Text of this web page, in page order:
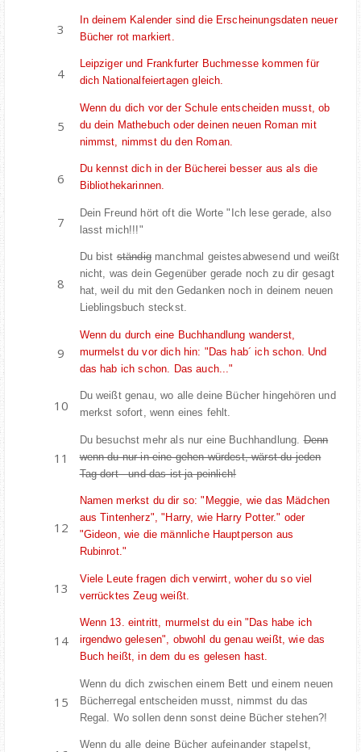
In deinem Kalender sind die Erscheinungsdaten neuer
Bücher rot markiert.
Leipziger und Frankfurter Buchmesse kommen für
dich Nationalfeiertagen gleich.
Wenn du dich vor der Schule entscheiden musst, ob
du dein Mathebuch oder deinen neuen Roman mit
nimmst, nimmst du den Roman.
Du kennst dich in der Bücherei besser aus als die
Bibliothekarinnen.
Dein Freund hört oft die Worte "Ich lese gerade, also
lasst mich!!!"
Du bistständigmanchmal geistesabwesend und weißt
nicht, was dein Gegenüber gerade noch zu dir gesagt
hat, weil du mit den Gedanken noch in deinem neuen
Lieblingsbuch steckst.
Wenn du durch eine Buchhandlung wanderst,
murmelst du vor dich hin: "Das hab´ ich schon. Und
das hab ich schon. Das auch..."
Du weißt genau, wo alle deine Bücher hingehören und
merkst sofort, wenn eines fehlt.
Du besuchst mehr als nur eine Buchhandlung.Denn
wenn du nur in eine gehen würdest, wärst du jeden
Tag dort - und das ist ja peinlich!
Namen merkst du dir so: "Meggie, wie das Mädchen
aus Tintenherz", "Harry, wie Harry Potter." oder
"Gideon, wie die männliche Hauptperson aus
Rubinrot."
Viele Leute fragen dich verwirrt, woher du so viel
verrücktes Zeug weißt.
Wenn 13. eintritt, murmelst du ein "Das habe ich
irgendwo gelesen", obwohl du genau weißt, wie das
Buch heißt, in dem du es gelesen hast.
Wenn du dich zwischen einem Bett und einem neuen
Bücherregal entscheiden musst, nimmst du das
Regal. Wo sollen denn sonst deine Bücher stehen?!
Wenn du alle deine Bücher aufeinander stapelst,